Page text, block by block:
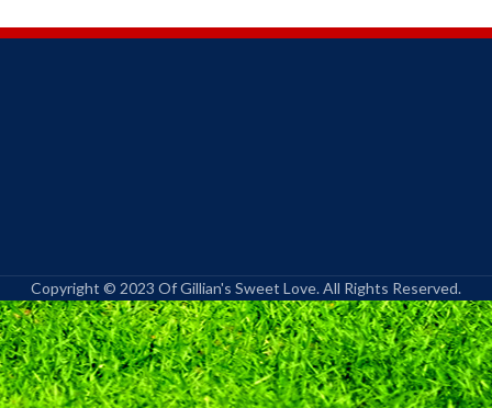
Copyright © 2023 Of Gillian's Sweet Love. All Rights Reserved.